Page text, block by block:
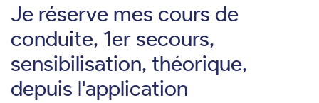
Je réserve mes cours de
conduite, 1er secours,
sensibilisation, théorique,
depuis l'application